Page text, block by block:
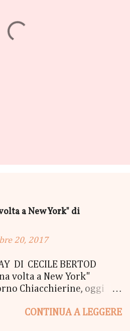
a New York" di
20, 2017
DI CECILE BERTOD
volta a New York"
Chiacchierine, oggi
il SUPER MEGA GIVEAWAY
CONTINUA A LEGGERE